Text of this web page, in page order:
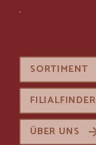
.
SORTIMENT
FILIALFINDER
ÜBER UNS